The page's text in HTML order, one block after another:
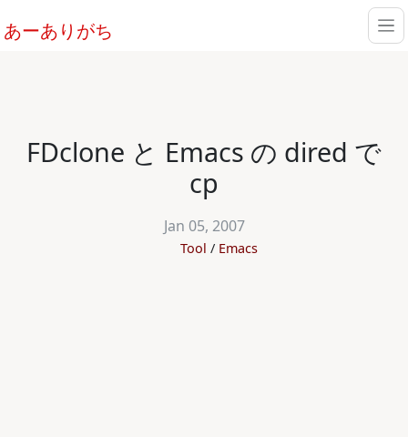
あーありがち
FDclone と Emacs の dired で
cp
Jan 05, 2007
Tool Emacs